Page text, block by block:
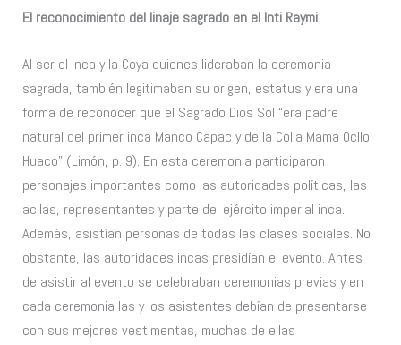
El reconocimiento del linaje sagrado en el Inti Raymi
Al ser el Inca y la Coya quienes lideraban la ceremonia
sagrada, también legitimaban su origen, estatus y era una
forma de reconocer que el Sagrado Dios Sol “era padre
natural del primer inca Manco Capac y de la Colla Mama Ocllo
Huaco” (Limón, p. 9). En esta ceremonia participaron
personajes importantes como las autoridades políticas, las
acllas, representantes y parte del ejército imperial inca.
Además, asistían personas de todas las clases sociales. No
obstante, las autoridades incas presidían el evento. Antes
de asistir al evento se celebraban ceremonias previas y en
cada ceremonia las y los asistentes debían de presentarse
con sus mejores vestimentas, muchas de ellas